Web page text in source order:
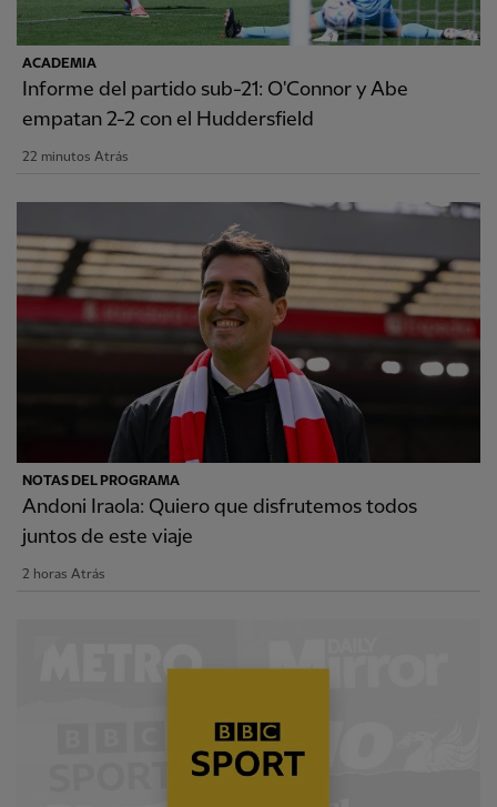
ACADEMIA
Informe del partido sub-21: O'Connor y Abe
empatan 2-2 con el Huddersfield
22 minutos Atrás
NOTAS DEL PROGRAMA
Andoni Iraola: Quiero que disfrutemos todos
juntos de este viaje
2 horas Atrás